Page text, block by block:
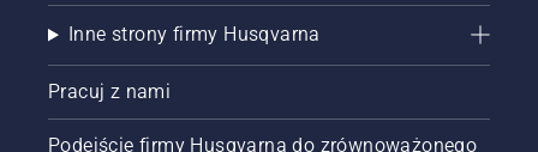
Inne strony firmy Husqvarna
Pracuj z nami
Podejście firmy Husqvarna do zrównoważonego